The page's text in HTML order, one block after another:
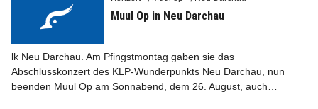
Muul Op in Neu Darchau
lk Neu Darchau. Am Pfingstmontag gaben sie das
Abschlusskonzert des KLP-Wunderpunkts Neu Darchau, nun
beenden Muul Op am Sonnabend, dem 26. August, auch…